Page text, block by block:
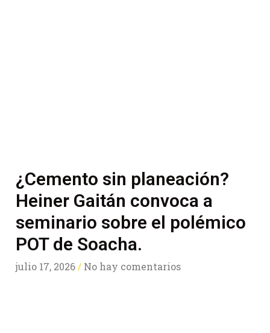
¿Cemento sin planeación?
Heiner Gaitán convoca a
seminario sobre el polémico
POT de Soacha.
julio 17, 2026 No hay comentarios